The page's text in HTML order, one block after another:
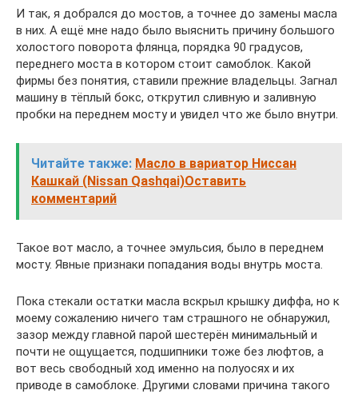
И так, я добрался до мостов, а точнее до замены масла
в них. А ещё мне надо было выяснить причину большого
холостого поворота флянца, порядка 90 градусов,
переднего моста в котором стоит самоблок. Какой
фирмы без понятия, ставили прежние владельцы. Загнал
машину в тёплый бокс, открутил сливную и заливную
пробки на переднем мосту и увидел что же было внутри.
Читайте также: Масло в вариатор Ниссан
Кашкай (Nissan Qashqai)Оставить
комментарий
Такое вот масло, а точнее эмульсия, было в переднем
мосту. Явные признаки попадания воды внутрь моста.
Пока стекали остатки масла вскрыл крышку диффа, но к
моему сожалению ничего там страшного не обнаружил,
зазор между главной парой шестерён минимальный и
почти не ощущается, подшипники тоже без люфтов, а
вот весь свободный ход именно на полуосях и их
приводе в самоблоке. Другими словами причина такого